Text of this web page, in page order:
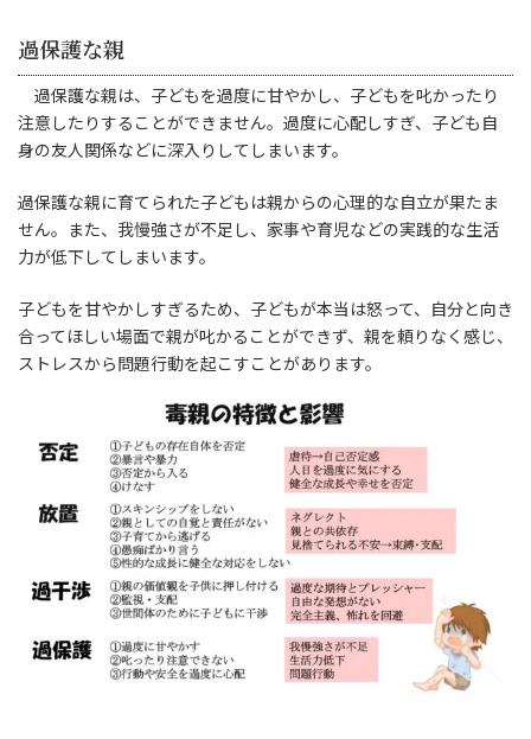
過保護な親
過保護な親は、子どもを過度に甘やかし、子どもを叱かったり
注意したりすることができません。過度に心配しすぎ、子ども自
身の友人関係などに深入りしてしまいます。
過保護な親に育てられた子どもは親からの心理的な自立が果たま
せん。また、我慢強さが不足し、家事や育児などの実践的な生活
力が低下してしまいます。
子どもを甘やかしすぎるため、子どもが本当は怒って、自分と向き
合ってほしい場面で親が叱かることができず、親を頼りなく感じ、
ストレスから問題行動を起こすことがあります。